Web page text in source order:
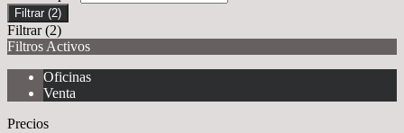
Filtrar (2)
Filtrar (2)
Filtros Activos
Oficinas
Venta
Precios